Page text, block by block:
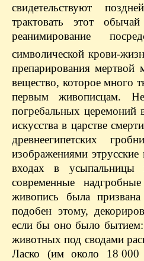
свидетельствуют
трактовать этот
реанимирование
символической крови-
препарирования мертвой
вещество, которое много
первым живописцам.
погребальных церемоний
искусства в царстве
древнеегипетских
изображениями
входах в усыпальницы
современные
живопись была
подобен этому,
если бы оно было
животных под сводами
Ласко (им около 18 000